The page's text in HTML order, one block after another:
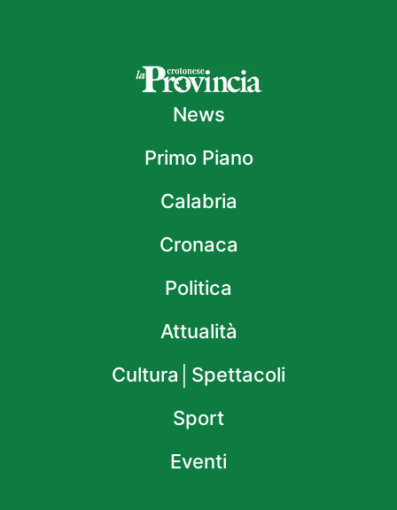
News
Primo Piano
Calabria
Cronaca
Politica
Attualità
Cultura│Spettacoli
Sport
Eventi